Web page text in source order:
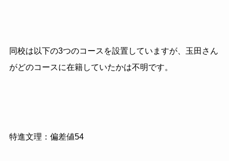
同校は以下の3つのコースを設置していますが、玉田さん
がどのコースに在籍していたかは不明です。
特進文理：偏差値54